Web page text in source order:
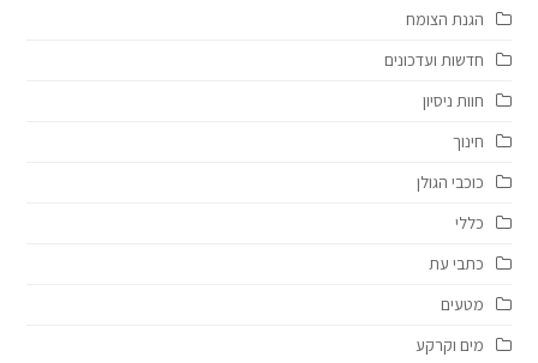
הגנת הצומח
חדשות ועדכונים
חוות ניסיון
חינוך
כוכבי הגולן
כללי
כתבי עת
מטעים
מים וקרקע